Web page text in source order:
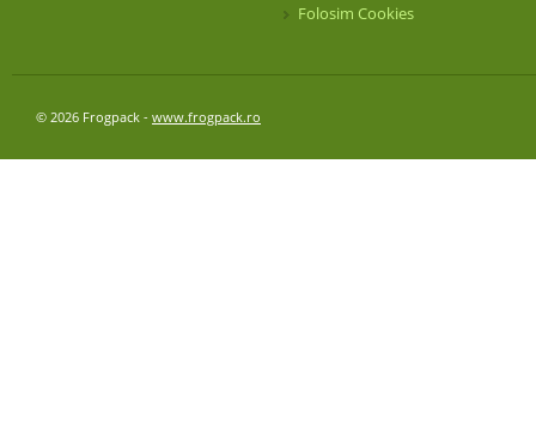
Folosim Cookies
© 2026 Frogpack - www.frogpack.ro